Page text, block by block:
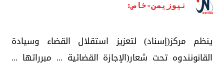
نيوزيمن-خاص:
ينظم مركز(إسناد) لتعزيز استقلال القضاء وسيادة
القانونندوه تحت شعار(الإجازة القضائية ... مبرراتها ...